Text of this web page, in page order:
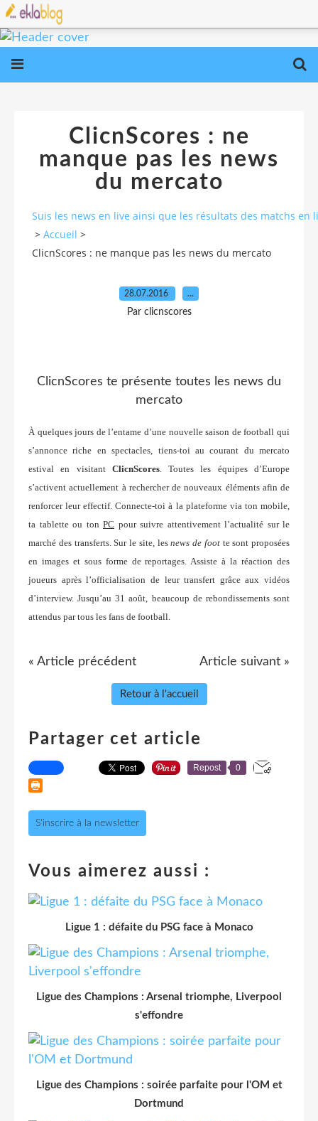
ClicnScores : ne
manque pas les news
du mercato
Suis les news en live ainsi que les résultats des matchs
> Accueil >
ClicnScores : ne manque pas les news du mercato
28.07.2016 …
Par clicnscores
ClicnScores te présente toutes les news du
mercato
À quelques jours de l’entame d’une nouvelle saison de football qui
s’annonce riche en spectacles, tiens-toi au courant du mercato
estival en visitant ClicnScores. Toutes les équipes d’Europe
s’activent actuellement à rechercher de nouveaux éléments afin de
renforcer leur effectif. Connecte-toi à la plateforme via ton mobile,
ta tablette ou ton PC pour suivre attentivement l’actualité sur le
marché des transferts. Sur le site, lesnews de footte sont proposées
en images et sous forme de reportages. Assiste à la réaction des
joueurs après l’officialisation de leur transfert grâce aux vidéos
d’interview. Jusqu’au 31 août, beaucoup de rebondissements sont
attendus par tous les fans de football.
« Article précédent Article suivant »
Retour à l'accueil
Partager cet article
Repost 0
S'inscrire à la newsletter
Vous aimerez aussi :
Ligue 1 : défaite du PSG face à Monaco
Ligue des Champions : Arsenal triomphe, Liverpool
s'effondre
Ligue des Champions : soirée parfaite pour l'OM et
Dortmund